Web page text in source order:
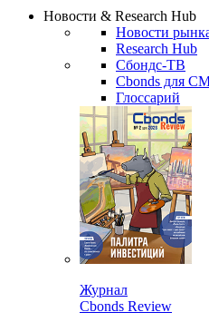
Новости & Research Hub
Новости
Research Hub
Сбондс-ТВ
Cbonds для
Глоссарий
Журнал
Cbonds Review